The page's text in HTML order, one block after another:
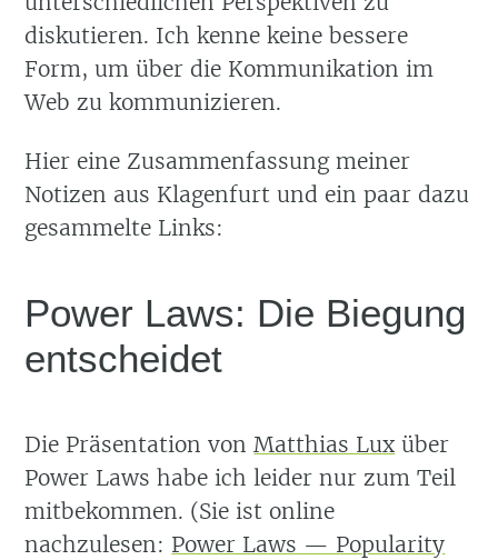
diskutieren. Ich kenne keine bessere
Form, um über die Kommunikation im
Web zu kommunizieren.
Hier eine Zusammenfassung meiner
Notizen aus Klagenfurt und ein paar dazu
gesammelte Links:
Power Laws: Die Biegung
entscheidet
Die Präsentation vonMatthias Lux über
Power Laws habe ich leider nur zum Teil
mitbekommen. (Sie ist online
nachzulesen: Power Laws — Popularity